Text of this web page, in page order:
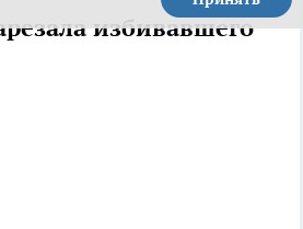
избивавшего